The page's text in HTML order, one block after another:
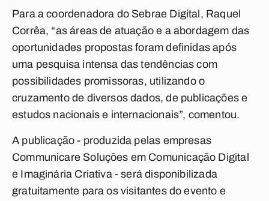
Para a coordenadora do Sebrae Digital, Raquel
Corrêa, “as áreas de atuação e a abordagem das
oportunidades propostas foram definidas após
uma pesquisa intensa das tendências com
possibilidades promissoras, utilizando o
cruzamento de diversos dados, de publicações e
estudos nacionais e internacionais”, comentou.
A publicação - produzida pelas empresas
Communicare Soluções em Comunicação Digital
e Imaginária Criativa - será disponibilizada
gratuitamente para os visitantes do evento e